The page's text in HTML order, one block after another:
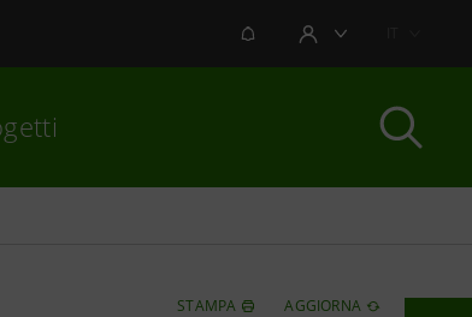
NOTIFICHEAREA UTENTE
STAMPA AGGIORNA